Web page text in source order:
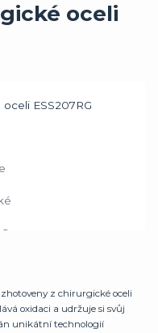
oceli
z chirurgické oceli
oxidaci a udržuje si svůj
unikátní technologií